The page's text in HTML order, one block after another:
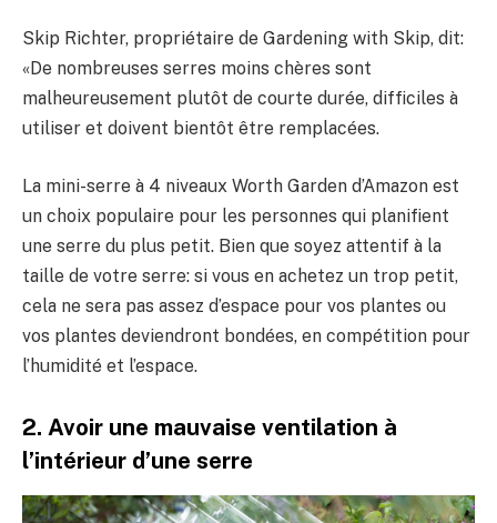
Skip Richter, propriétaire de Gardening with Skip, dit:
«De nombreuses serres moins chères sont
malheureusement plutôt de courte durée, difficiles à
utiliser et doivent bientôt être remplacées.
La mini-serre à 4 niveaux Worth Garden d’Amazon est
un choix populaire pour les personnes qui planifient
une serre du plus petit. Bien que soyez attentif à la
taille de votre serre: si vous en achetez un trop petit,
cela ne sera pas assez d’espace pour vos plantes ou
vos plantes deviendront bondées, en compétition pour
l’humidité et l’espace.
2. Avoir une mauvaise ventilation à
l’intérieur d’une serre